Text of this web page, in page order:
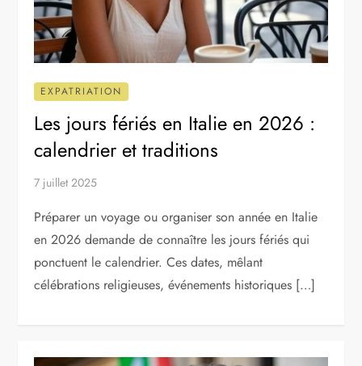
EXPATRIATION
Les jours fériés en Italie en 2026 :
calendrier et traditions
7 juillet 2025
Préparer un voyage ou organiser son année en Italie
en 2026 demande de connaître les jours fériés qui
ponctuent le calendrier. Ces dates, mêlant
célébrations religieuses, événements historiques […]